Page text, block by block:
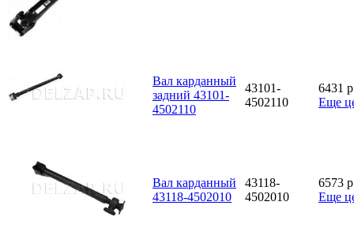
Вал карданный
задний 43101-
4502110
43101-
4502110
6431 p
Еще
Вал карданный
43118-4502010
43118-
4502010
6573 p
Еще